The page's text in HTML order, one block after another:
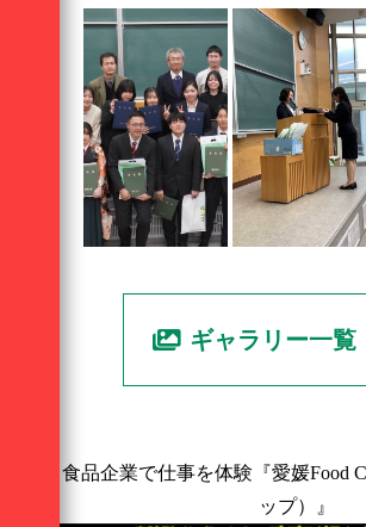
ギャラリー一覧
食品企業で仕事を体験『愛媛Food
ップ）』